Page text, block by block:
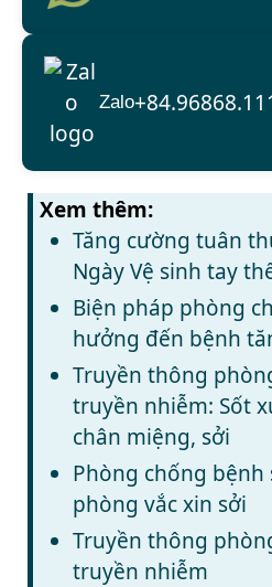
Zalo
Xem thêm:
Tăng cường tuân
Ngày Vệ sinh tay
Biện pháp phòng
hưởng đến bệnh
Truyền thông
truyền nhiễm: Sốt
chân miệng, sởi
Phòng chống bệnh
phòng vắc xin sởi
Truyền thông
truyền nhiễm